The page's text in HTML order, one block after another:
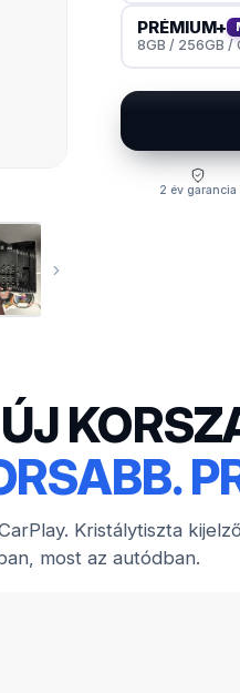
PRÉMIUM+
8GB / 256GB /
2 év garancia
Kristálytiszta
most az autódban.